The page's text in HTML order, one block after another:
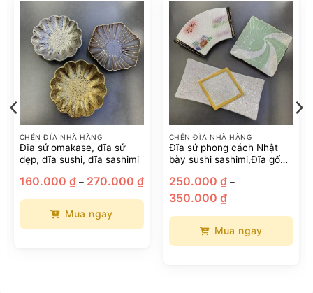
CHÉN ĐĨA NHÀ HÀNG
Đĩa sứ omakase, đĩa sứ
đẹp, đĩa sushi, đĩa sashimi
160.000 ₫ – 270.000 ₫Khoảng
giá:
160.000 ₫
270.000 ₫
Mua ngay
CHÉN ĐĨA NHÀ HÀNG
Đĩa sứ phong cách Nhật
bày sushi sashimi,Đĩa gốm
omakase
250.000 ₫ –
350.000 ₫Khoảng
giá:
đến
350.000 ₫
Mua ngay
₫